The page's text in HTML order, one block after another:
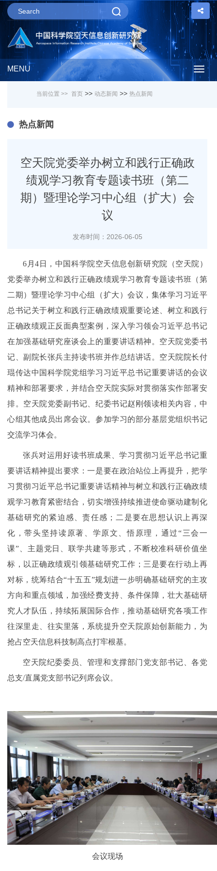
MENU
当前位置 >> 首页 >> 动态新闻 >> 热点新闻
热点新闻
空天院党委举办树立和践行正确政
绩观学习教育专题读书班（第二
期）暨理论学习中心组（扩大）会
议
发布时间：2026-06-05
6月4日，中国科学院空天信息创新研究院（空天院）
党委举办树立和践行正确政绩观学习教育专题读书班（第
二期）暨理论学习中心组（扩大）会议，集体学习习近平
总书记关于树立和践行正确政绩观重要论述、树立和践行
正确政绩观正反面典型案例，深入学习领会习近平总书记
在加强基础研究座谈会上的重要讲话精神。空天院党委书
记、副院长张兵主持读书班并作总结讲话。空天院院长付
琨传达中国科学院党组学习习近平总书记重要讲话的会议
精神和部署要求，并结合空天院实际对贯彻落实作部署安
排。空天院党委副书记、纪委书记赵刚领读相关内容，中
心组其他成员出席会议。参加学习的部分基层党组织书记
交流学习体会。
张兵对运用好读书班成果、学习贯彻习近平总书记重
要讲话精神提出要求：一是要在政治站位上再提升，把学
习贯彻习近平总书记重要讲话精神与树立和践行正确政绩
观学习教育紧密结合，切实增强持续推进使命驱动建制化
基础研究的紧迫感、责任感；二是要在思想认识上再深
化，带头坚持读原著、学原文、悟原理，通过“三会一
课”、主题党日、联学共建等形式，不断校准科研价值坐
标，以正确政绩观引领基础研究工作；三是要在行动上再
对标，统筹结合“十五五”规划进一步明确基础研究的主攻
方向和重点领域，加强经费支持、条件保障，壮大基础研
究人才队伍，持续拓展国际合作，推动基础研究各项工作
往深里走、往实里落，系统提升空天院原始创新能力，为
抢占空天信息科技制高点打牢根基。
空天院纪委委员、管理和支撑部门党支部书记、各党
总支/直属党支部书记列席会议。
会议现场